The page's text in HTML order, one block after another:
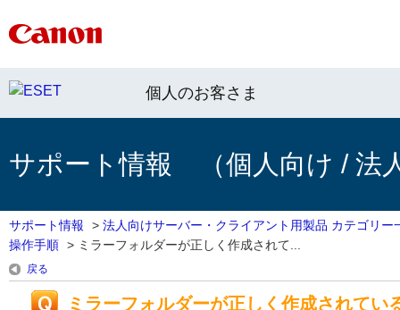
個人のお客さま
サポート情報 （個人向け / 法
サポート情報 > 法人向けサーバー・クライアント用製品 カテゴリー
操作手順 > ミラーフォルダーが正しく作成されて...
戻る
ミラーフォルダーが正しく作成されてい